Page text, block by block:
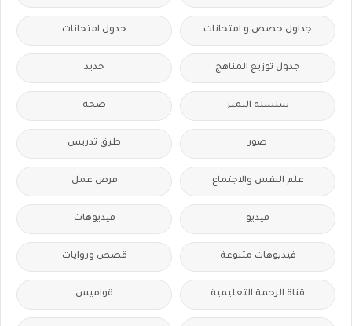
جداول حصص و امتحانات جدول امتحانات
جدول توزيع المناهج جديد
سلسله التميز صحة
صور طرق تدريس
علم النفس والاجتماع فرص عمل
فيديو فيديوهات
فيديوهات متنوعة قصص وروايات
قناة الرحمة التعليمية قواميس